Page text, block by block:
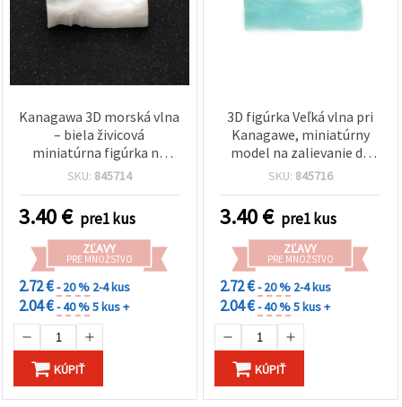
Kanagawa 3D morská vlna
– biela živicová
miniatúrna figúrka na
zalievanie do
šperky a resin art, 4 × 1,9 ×
2,8 cm, malý morský
dekor na tvorenie
SKU: 845714
3.40€ pre1 kus
ZĽAVY
PRE MNOŽSTVO
2.72 €- 20 % 2-4 kus
2.04 €- 40 %5 kus +
KÚPIŤ
3D figúrka Veľká vlna pri
Kanagawe, miniatúrny
model na zalievanie do
epoxidovej živice, 4 x 1,9 x
SKU: 845716
3.40€ pre1 kus
ZĽAVY
PRE MNOŽSTVO
2.72 €- 20 % 2-4 kus
2.04 €- 40 %5 kus +
KÚPIŤ